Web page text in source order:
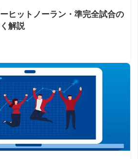
ヒットノーラン・準完全試合の
解説